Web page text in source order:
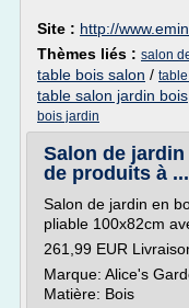
Site : http://
Thèmes liés : salon
table bois salon /
table salon jardin bois
bois jardin
Salon de
de produits à ...
Salon de jardin en
pliable 100x82cm
261,99 EUR
Marque: Alice's
Matière: Bois